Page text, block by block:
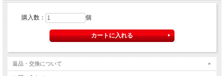
購入数： 個
返品・交換について